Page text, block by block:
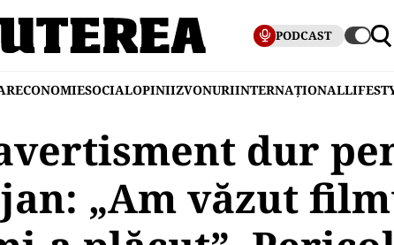
PODCAST
ECONOMIESOCIALOPINIIZVONURIINTERNAȚIONAL
dur
„Am văzut